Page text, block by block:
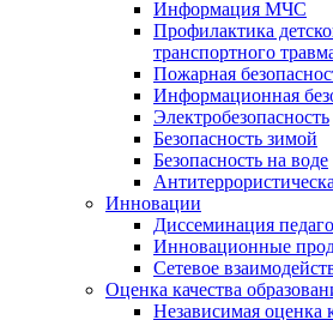
Информация МЧС
Профилактика
транспортного
Пожарная
Информационная
Электробезопасность
Безопасность зимой
Безопасность на воде
Инновации
Диссеминация
Инновационные
Сетевое
Оценка качества
Независимая оценка